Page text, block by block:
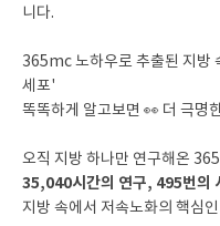
니다.
365mc 노하우로 추출된 지방
세포'
똑똑하게 알고보면 👀 더 극명
오직 지방 하나만 연구해온
35,040시간의 연구, 495번의
지방 속에서 저속노화의 핵심인